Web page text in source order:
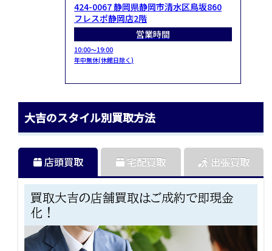
424-0067 静岡県静岡市清水区鳥坂860
フレスポ静岡店2階
営業時間
10:00～19:00
年中無休(休館日除く)
大吉のスタイル別買取方法
店頭買取
買取大吉の店舗買取はご成約で即現金
化！
宅配買取 出張買取